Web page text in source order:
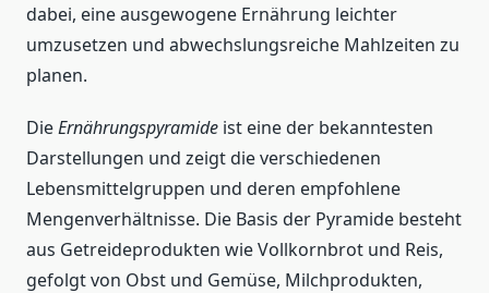
dabei, eine ausgewogene Ernährung leichter
umzusetzen und abwechslungsreiche Mahlzeiten zu
planen.
DieErnährungspyramide ist eine der bekanntesten
Darstellungen und zeigt die verschiedenen
Lebensmittelgruppen und deren empfohlene
Mengenverhältnisse. Die Basis der Pyramide besteht
aus Getreideprodukten wie Vollkornbrot und Reis,
gefolgt von Obst und Gemüse, Milchprodukten,